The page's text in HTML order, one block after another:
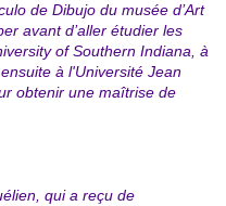
de Dibujo du musée d’Art
avant d’aller étudier les
of Southern Indiana, à
à l'Université Jean
obtenir une maîtrise de
qui a reçu de